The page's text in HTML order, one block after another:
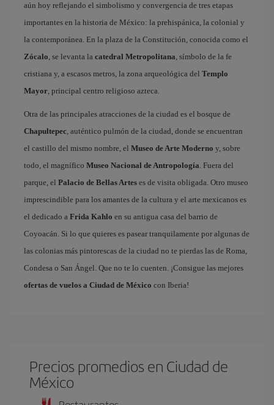
aún hoy reflejando el simbolismo y convergencia de tres etapas
importantes en la historia de México: la prehispánica, la colonial y
la contemporánea. En la plaza de la Constitución, conocida como el
Zócalo, se levanta la catedral Metropolitana, símbolo de la fe
cristiana y, a escasos metros, la zona arqueológica del Templo
Mayor, principal centro religioso azteca.
Otra de las principales atracciones de la ciudad es el bosque de
Chapultepec, auténtico pulmón de la ciudad, donde se encuentran
el castillo del mismo nombre, el Museo de Arte Moderno y, sobre
todo, el magnífico Museo Nacional de Antropología. Fuera del
parque, el Palacio de Bellas Artes es de visita obligada. Otro museo
imprescindible para los amantes de la cultura y el arte mexicanos es
el dedicado a Frida Kahlo en su antigua casa del barrio de
Coyoacán. Si lo que quieres es pasear tranquilamente por algunas de
las colonias más pintorescas de la ciudad no te pierdas las de Roma,
Condesa o San Ángel. Que no te lo cuenten. ¡Consigue las mejores
ofertas de vuelos a Ciudad de México con Iberia!
Precios promedios en Ciudad de
México